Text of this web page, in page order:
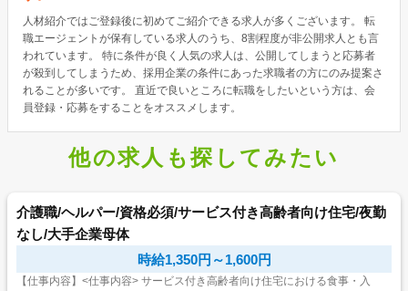
人材紹介ではご登録後に初めてご紹介できる求人が多くございます。 転
職エージェントが保有している求人のうち、8割程度が非公開求人とも言
われています。 特に条件が良く人気の求人は、公開してしまうと応募者
が殺到してしまうため、採用企業の条件にあった求職者の方にのみ提案さ
れることが多いです。 直近で良いところに転職をしたいという方は、会
員登録・応募をすることをオススメします。
他の求人も探してみたい
介護職/ヘルパー/資格必須/サービス付き高齢者向け住宅/夜勤
なし/大手企業母体
時給1,350円～1,600円
【仕事内容】<仕事内容> サービス付き高齢者向け住宅における食事・入